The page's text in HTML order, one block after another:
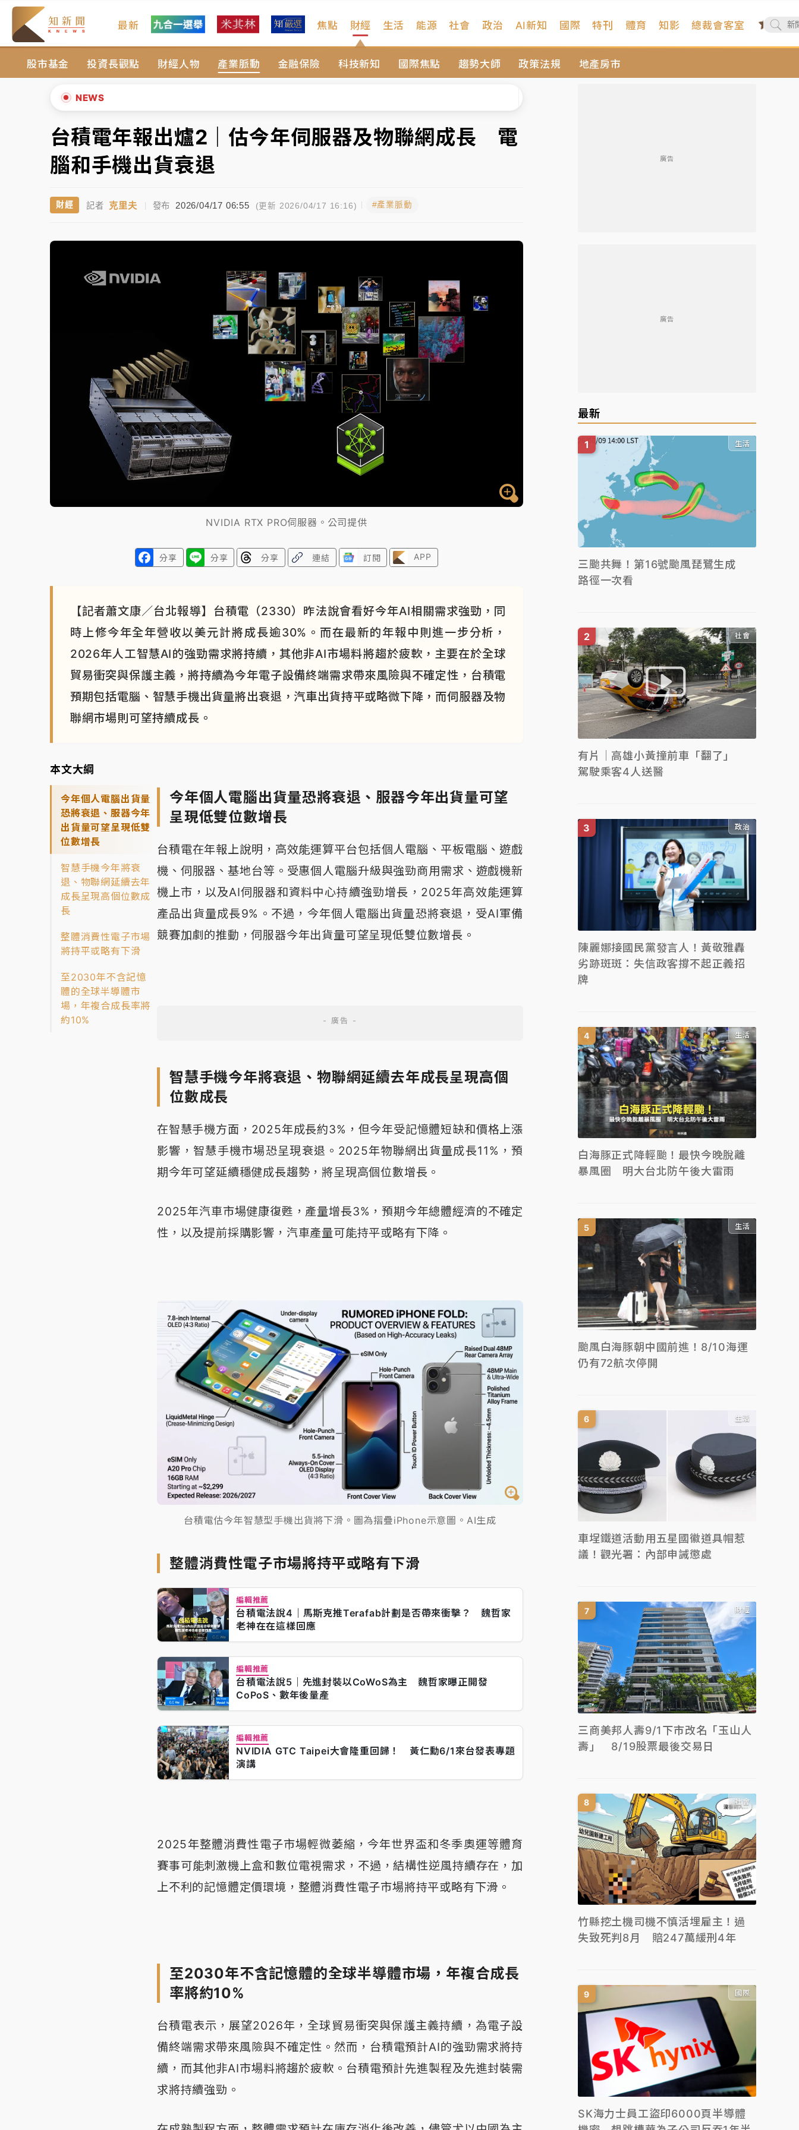
最新 焦點 財經
股市基金 投資長觀點 財經人物 產業脈動 金融保險 科技新知 國際焦點 趨勢大師 政策法規 地產房市
生活 能源 社會 政治 AI新知 國際 特刊 體育 知影 總裁會客室
NEWS
日職｜ 林安可狀態正好卻因左膝疼痛下二軍 日媒感嘆「好事多磨」
韓股最壞時期已過？大摩估去槓桿完成逾半 波動率降至2個月低
「白海豚」雨炸新北！通報109件災情 侯友宜揭這類災損最多
白海豚挾豪雨狂炸新北！時雨量破百毫米 水塔、雨棚砸落毀車
日職｜ 林安可狀態正好卻因左膝疼痛下二軍 日媒感嘆「好事多磨」
白海豚挾豪雨狂炸新北！時雨量破百毫米 水塔、雨棚砸落毀車
▲
▼
台積電年報出爐2｜估今年伺服器及物聯網成長 電
腦和手機出貨衰退
財經 記者 克里夫 | 發布 2026/04/17 06:55 (更新 2026/04/17 16:16) #產業脈動
NVIDIA RTX PRO伺服器。公司提供
分享 分享 分享 連結 訂閱 APP
【記者蕭文康／台北報導】台積電（2330）昨法說會看好今年AI相關需求強勁，同
時上修今年全年營收以美元計將成長逾30%。而在最新的年報中則進一步分析，
2026年人工智慧AI的強勁需求將持續，其他非AI市場料將趨於疲軟，主要在於全球
貿易衝突與保護主義，將持續為今年電子設備終端需求帶來風險與不確定性，台積電
預期包括電腦、智慧手機出貨量將出衰退，汽車出貨持平或略微下降，而伺服器及物
聯網市場則可望持續成長。
本文大綱
今年個人電腦出貨量
恐將衰退、服器今年
出貨量可望呈現低雙
位數增長
智慧手機今年將衰
退、物聯網延續去年
成長呈現高個位數成
長
整體消費性電子市場
將持平或略有下滑
至2030年不含記憶
體的全球半導體市
場，年複合成長率將
約10%
今年個人電腦出貨量恐將衰退、服器今年出貨量可望
呈現低雙位數增長
台積電在年報上說明，高效能運算平台包括個人電腦、平板電腦、遊戲
機、伺服器、基地台等。受惠個人電腦升級與強勁商用需求、遊戲機新
機上市，以及AI伺服器和資料中心持續強勁增長，2025年高效能運算
產品出貨量成長9%。不過，今年個人電腦出貨量恐將衰退，受AI軍備
競賽加劇的推動，伺服器今年出貨量可望呈現低雙位數增長。
智慧手機今年將衰退、物聯網延續去年成長呈現高個
位數成長
在智慧手機方面，2025年成長約3%，但今年受記憶體短缺和價格上漲
影響，智慧手機市場恐呈現衰退。2025年物聯網出貨量成長11%，預
期今年可望延續穩健成長趨勢，將呈現高個位數增長。
2025年汽車市場健康復甦，產量增長3%，預期今年總體經濟的不確定
性，以及提前採購影響，汽車產量可能持平或略有下降。
台積電估今年智慧型手機出貨將下滑。圖為摺疊iPhone示意圖。AI生成
整體消費性電子市場將持平或略有下滑
編輯推薦
台積電法說4｜馬斯克推Terafab計劃是否帶來衝擊？ 魏哲家
老神在在這樣回應
編輯推薦
台積電法說5｜先進封裝以CoWoS為主 魏哲家曝正開發
CoPoS、數年後量產
編輯推薦
NVIDIA GTC Taipei大會隆重回歸！ 黃仁勳6/1來台發表專題
演講
2025年整體消費性電子市場輕微萎縮，今年世界盃和冬季奧運等體育
賽事可能刺激機上盒和數位電視需求，不過，結構性逆風持續存在，加
上不利的記憶體定價環境，整體消費性電子市場將持平或略有下滑。
至2030年不含記憶體的全球半導體市場，年複合成長
率將約10%
台積電表示，展望2026年，全球貿易衝突與保護主義持續，為電子設
備終端需求帶來風險與不確定性。然而，台積電預計AI的強勁需求將持
續，而其他非AI市場料將趨於疲軟。台積電預計先進製程及先進封裝需
求將持續強勁。
廣告
廣告
最新
生活
三颱共舞！第16號颱風琵鷺生成
路徑一次看
社會
有片｜高雄小黃撞前車「翻了」
駕駛乘客4人送醫
政治
陳麗娜接國民黨發言人！黃敬雅轟
劣跡斑斑：失信政客撐不起正義招
牌
生活
白海豚正式降輕颱！最快今晚脫離
暴風圈 明大台北防午後大雷雨
生活
颱風白海豚朝中國前進！8/10海運
仍有72航次停開
生活
車埕鐵道活動用五星國徽道具帽惹
議！觀光署：內部申誡懲處
財經
三商美邦人壽9/1下市改名「玉山人
壽」 8/19股票最後交易日
社會
竹縣挖土機司機不慎活埋雇主！過
失致死判8月 賠247萬緩刑4年
國際
SK海力士員工盜印6000頁半導體